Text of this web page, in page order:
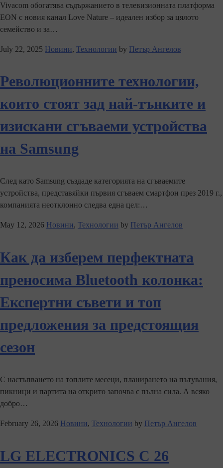
Vivacom обогатява съдържанието в телевизионната платформа
EON с новия канал Love Nature – идеален избор за цялото
семейство и за…
July 22, 2025 Новини, Технологии by Петър Ангелов
Революционните технологии,
които стоят зад най-тънките и
изискани сгъваеми устройства
на Samsung
След като Samsung създаде категорията на сгъваемите
устройства, представяйки първия сгъваем смартфон през 2019 г.,
компанията неотклонно следва една цел:…
May 12, 2026 Новини, Технологии by Петър Ангелов
Как да изберем перфектната
преносима Bluetooth колонка:
Експертни съвети и топ
предложения за предстоящия
сезон
С настъпването на топлите месеци, планирането на пътувания,
пикници и партита на открито започва с пълна сила. А всяко
добро…
February 26, 2026 Новини, Технологии by Петър Ангелов
LG ELECTRONICS С 26